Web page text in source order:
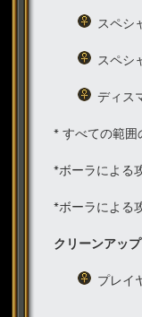
スペシ
スペシ
ディス
* すべての範囲
*ボーラによる
*ボーラによる
クリーンアッ
プレイ